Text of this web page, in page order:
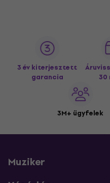
3 év kiterjesztett
garancia
30
3M+ ügyfelek
Muziker